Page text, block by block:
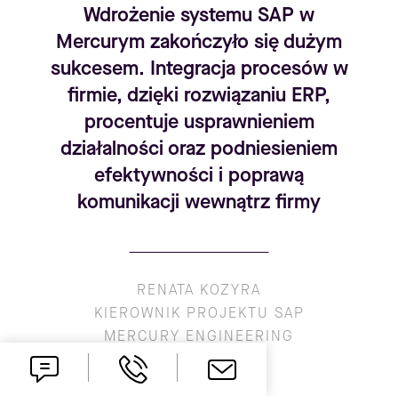
Wdrożenie systemu SAP w
Mercurym zakończyło się dużym
sukcesem. Integracja procesów w
firmie, dzięki rozwiązaniu ERP,
procentuje usprawnieniem
działalności oraz podniesieniem
efektywności i poprawą
komunikacji wewnątrz firmy
RENATA KOZYRA
KIEROWNIK PROJEKTU SAP
MERCURY ENGINEERING